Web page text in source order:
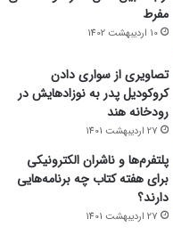
مفرط
10 اردیبهشت 1402
تصاویری از سواری دادن
کروکودیل پدر به نوزادهایش در
رودخانه هند
27 اردیبهشت 1401
پلتفرم‌ها و ناشران الکترونیکی
برای هفته کتاب چه برنامه‌هایی
دارند؟
27 اردیبهشت 1401